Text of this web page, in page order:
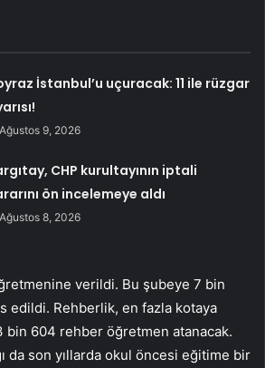
İstanbul’u uçuracak: 11 ile rüzgar
Ağustos 9, 2026
CHP kurultayının iptali
ön incelemeye aldı
Ağustos 8, 2026
verildi. Bu şubeye 7 bin
edildi. Rehberlik, en fazla kotaya
bin 604 rehber öğretmen atanacak.
da son yıllarda okul öncesi eğitime bir